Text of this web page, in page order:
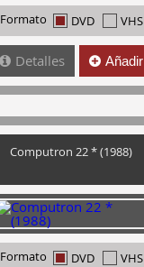
Formato DVD VHS
Detalles Añadir
Computron 22 * (1988)
Formato DVD VHS